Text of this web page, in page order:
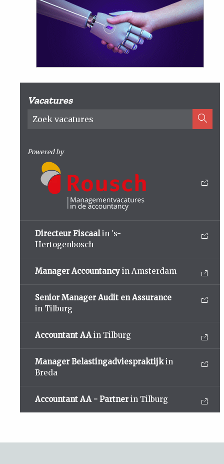
Vacatures
Powered by
Directeur Fiscaalin 's-
Hertogenbosch
Manager Accountancy in Amsterdam
Senior Manager Audit en Assurance
in Tilburg
Accountant AA in Tilburg
Manager Belastingadviespraktijkin
Breda
Accountant AA - Partner in Tilburg